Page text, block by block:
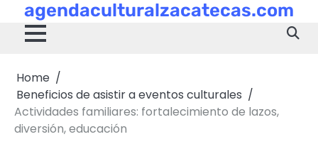
content
agendaculturalzacatecas.com
Home
Beneficios de asistir a eventos culturales
Actividades familiares: fortalecimiento de lazos,
diversión, educación